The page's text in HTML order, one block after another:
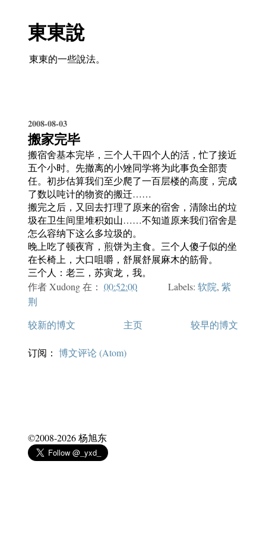
東東說
東東的一些說法。
2008-08-03
搬家完毕
搬宿舍基本完毕，三个人干四个人的活，忙了接近
五个小时。先撤离的小矬同学将为此事负全部责
任。初步估算我们至少爬了一百层楼的高度，完成
了数以吨计的物资的搬迁……
搬完之后，又回去打理了原来的宿舍，清除出的垃
圾在卫生间里堆积如山……不知道原来我们宿舍是
怎么容纳下这么多垃圾的。
晚上吃了顿夜宵，煎饼为主食。三个人傻子似的坐
在长椅上，大口咀嚼，舒展舒展麻木的筋骨。
三个人：老三，苏寅龙，我。
作者Xudong在： 00:52:00 Labels: 软院, 紫
荆
较新的博文
较早的博文
主页
订阅： 博文评论 (Atom)
©2008-2026杨旭东